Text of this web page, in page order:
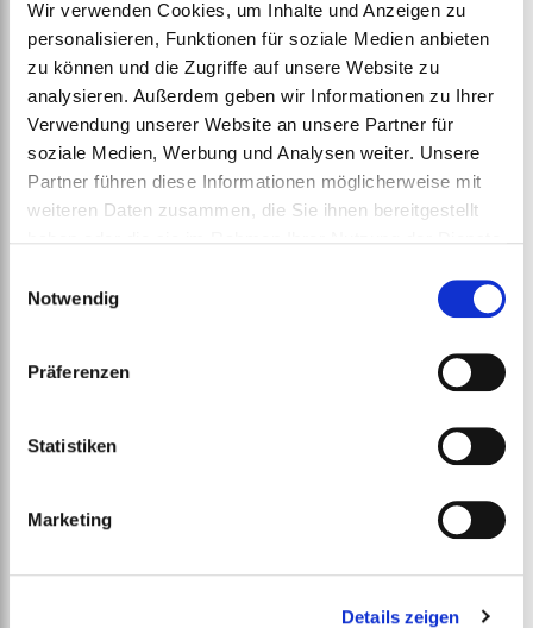
Wir verwenden Cookies, um Inhalte und Anzeigen zu
personalisieren, Funktionen für soziale Medien anbieten
zu können und die Zugriffe auf unsere Website zu
analysieren. Außerdem geben wir Informationen zu Ihrer
Verwendung unserer Website an unsere Partner für
soziale Medien, Werbung und Analysen weiter. Unsere
Partner führen diese Informationen möglicherweise mit
weiteren Daten zusammen, die Sie ihnen bereitgestellt
Notwendig
Präferenzen
Statistiken
Marketing
Details zeigen
Barrier Sheet
ab€255,85